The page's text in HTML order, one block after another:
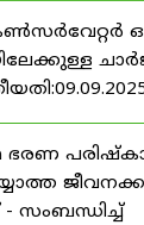
ചാർജ്
സംബന്ധിച്ച്